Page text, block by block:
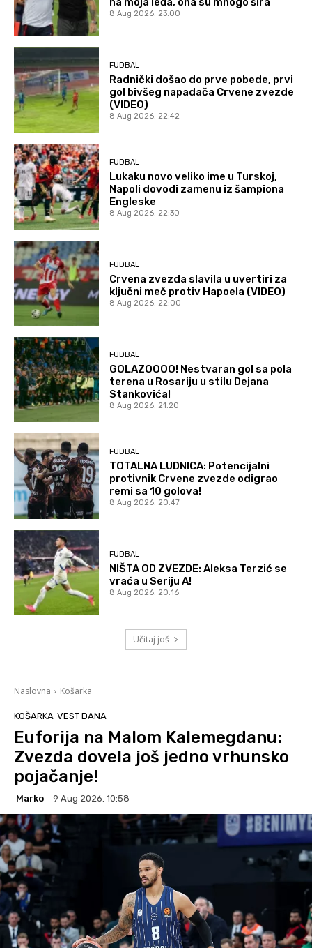
8 Aug 2026. 23:00
FUDBAL
Radnički došao do prve pobede, prvi
gol bivšeg napadača Crvene zvezde
(VIDEO)
8 Aug 2026. 22:42
FUDBAL
Lukaku novo veliko ime u Turskoj,
Napoli dovodi zamenu iz šampiona
Engleske
8 Aug 2026. 22:30
FUDBAL
Crvena zvezda slavila u uvertiri za
ključni meč protiv Hapoela (VIDEO)
8 Aug 2026. 22:00
FUDBAL
GOLAZOOOO! Nestvaran gol sa pola
terena u Rosariju u stilu Dejana
Stankovića!
8 Aug 2026. 21:20
FUDBAL
TOTALNA LUDNICA: Potencijalni
protivnik Crvene zvezde odigrao
remi sa 10 golova!
8 Aug 2026. 20:47
FUDBAL
NIŠTA OD ZVEZDE: Aleksa Terzić se
vraća u Seriju A!
8 Aug 2026. 20:16
Učitaj još